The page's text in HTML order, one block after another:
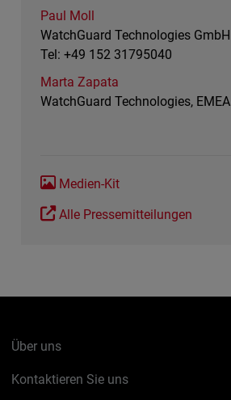
Paul Moll
WatchGuard Technologies GmbH
Tel: +49 152 31795040
Marta Zapata
WatchGuard Technologies, EMEA
Medien-Kit
Alle Pressemitteilungen
Über uns
Kontaktieren Sie uns